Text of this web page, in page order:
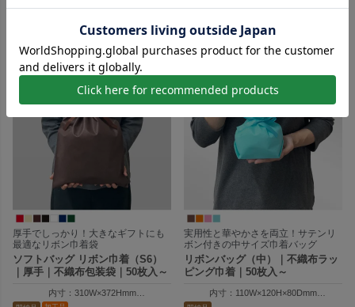
外寸：310W×500Hmm
即納品 加工品
100.1（税込）～ ⁄ 1枚
外寸：W90×H145×D60mm
即納品
¥ 5,170税込 〜
（税込）～ ⁄ 1枚
厚手でしっかり！大きなギフトにも
最適なリボン巾着袋
ソフトバッグ リボン巾着（S6）
｜厚手｜不織布包装袋｜50枚入～
内寸：310W×372Hmm
外寸：310W×500Hmm
実用性と華やかさを両立！サテンリ
ボン付きの中サイズ巾着バッグ
リボンバッグ（中）｜不織布ラッ
ピング巾着｜50枚入～
内寸：110W×120H×80Dmm
外寸：110W×165H×80Dmm